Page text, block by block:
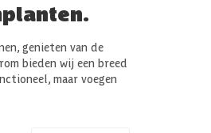
genieten van de
bieden wij een breed
maar voegen